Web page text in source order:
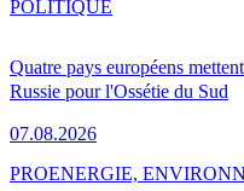
Quatre pays européens
Russie pour l'Ossétie du Sud
07.08.2026
POLITIQUE
PROENERGIE,